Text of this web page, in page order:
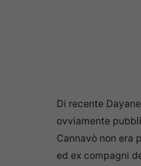
Di recente
ovviamente
Cannavò non era
ed ex compagni